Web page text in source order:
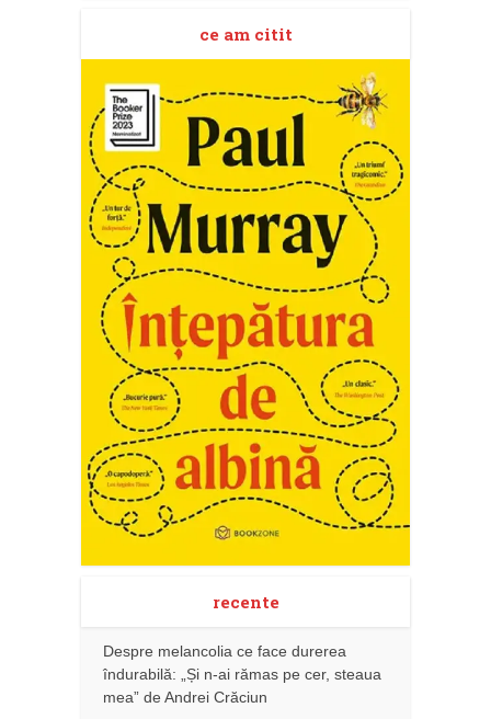
ce am citit
recente
Despre melancolia ce face durerea
îndurabilă: „Și n-ai rămas pe cer, steaua
mea” de Andrei Crăciun